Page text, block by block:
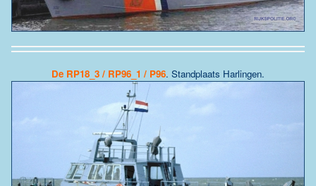
De RP18_3 / RP96_1 / P96. Standplaats Harlingen.